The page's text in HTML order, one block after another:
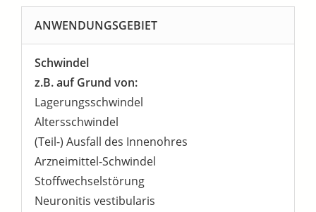
ANWENDUNGSGEBIET
Schwindel
z.B. auf Grund von:
Lagerungsschwindel
Altersschwindel
(Teil-) Ausfall des Innenohres
Arzneimittel-Schwindel
Stoffwechselstörung
Neuronitis vestibularis